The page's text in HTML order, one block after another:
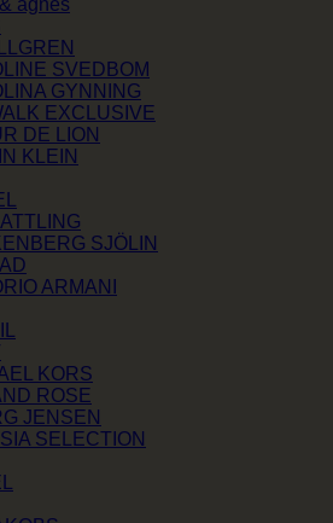
SVEDBOM
GYNNING
EXCLUSIVE
DE LION
KLEIN
SJÖLIN
ARMANI
KORS
ROSE
JENSEN
SELECTION